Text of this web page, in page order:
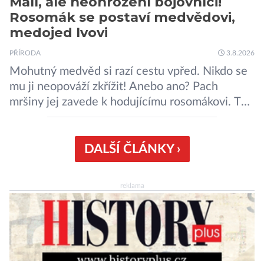
Rosomák se postaví medvědovi,
medojed lvovi
PŘÍRODA 3.8.2026
Mohutný medvěd si razí cestu vpřed. Nikdo se
mu ji neopováží zkřížit! Anebo ano? Pach
mršiny jej zavede k hodujícímu rosomákovi. Ten
se ale před ním nechystá ustoupit. Ačkoli
„lasice“ je odhodlána bránit svou kořist.
Nedosahují nijak impozantní velikosti, jde spíše
a […]
DALŠÍ ČLÁNKY ›
reklama